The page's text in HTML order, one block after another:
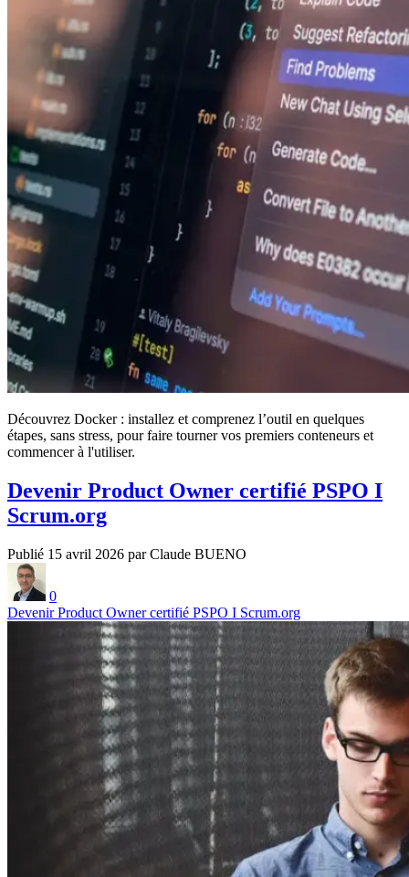
Découvrez Docker : installez et comprenez l’outil en quelques
étapes, sans stress, pour faire tourner vos premiers conteneurs et
commencer à l'utiliser.
Devenir Product Owner certifié PSPO I
Scrum.org
Publié 15 avril 2026 par Claude BUENO
0
Devenir Product Owner certifié PSPO I Scrum.org